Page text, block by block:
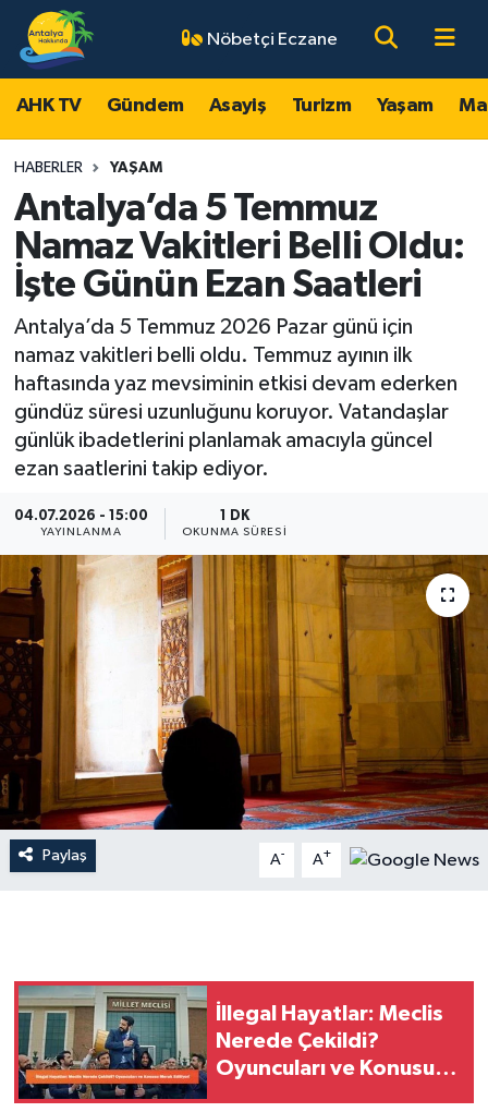
Nöbetçi Eczane
AHK TV Gündem Asayiş Turizm Yaşam
HABERLER YAŞAM
Antalya’da 5 Temmuz
Namaz Vakitleri Belli Oldu:
İşte Günün Ezan Saatleri
Antalya’da 5 Temmuz 2026 Pazar günü için
namaz vakitleri belli oldu. Temmuz ayının ilk
haftasında yaz mevsiminin etkisi devam ederken
gündüz süresi uzunluğunu koruyor. Vatandaşlar
günlük ibadetlerini planlamak amacıyla güncel
ezan saatlerini takip ediyor.
04.07.2026 - 15:00
YAYINLANMA
1 DK
OKUNMA SÜRESI
Paylaş A- A+
İllegal Hayatlar: Meclis
Nerede Çekildi?
Oyuncuları ve Konusu
AHK TV
Gündem
Asayiş
Turizm
Magazin
Ekonomi
Spor
Dünya
Resmi Reklamlar
Antalya Nöbetçi Eczaneler
Antalya Hava Durumu
Antalya Namaz Vakitleri
Antalya Trafik Yoğunluk Haritası
Tüm Manşetler
Son Dakika Haberleri
Haber Arşivi